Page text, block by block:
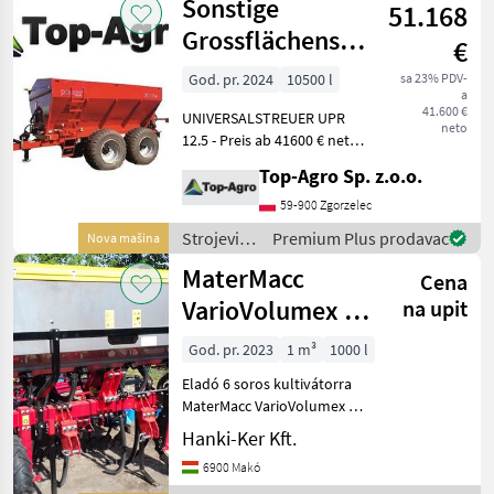
đubrenje,
gnojenje i
navodnjavanje
/
Nova mašina
Sonstige
Grossflächenstreuer
12,5Tonnen
bzw
51.168
€
sa 23% PDV-
a
41.600 €
neto
God. pr. 2024
10500 l
UNIVERSALSTREUER UPR
12.5 - Preis ab 41600 € netto
UPR12.5 mech. Antrieb /
Kettentyp einzeln /
Dosiskontrolle / Bereifung
600/55x26, 5 / Dosisre
Top-Agro Sp. z.o.o.
59-900 Zgorzelec
Strojevi
za
đubrenje,
gnojenje i
navodnjavanje
/ Sonstige
Premium Plus prodavac
MaterMacc
VarioVolumex 6
műtrágyaszóró
adapter
Cena
na upit
God. pr. 2023 1 m³
1000 l
Eladó 6 soros kultivátorra
MaterMacc VarioVolumex 6
műtrágyaszóró adapter.
Leírás: 1000 literes
korrózióálló tartály, 6
Hanki-Ker Kft.
6900 Makó